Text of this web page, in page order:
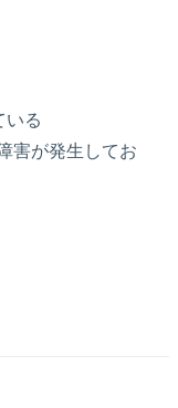
いる
害が発生してお